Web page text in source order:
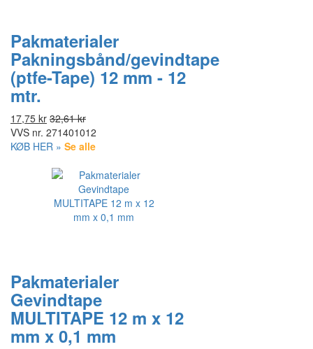
Pakmaterialer
Pakningsbånd/gevindtape
(ptfe-Tape) 12 mm - 12
mtr.
17,75 kr 32,61 kr
VVS nr. 271401012
KØB HER » Se alle
Pakmaterialer
Gevindtape
MULTITAPE 12 m x 12
mm x 0,1 mm